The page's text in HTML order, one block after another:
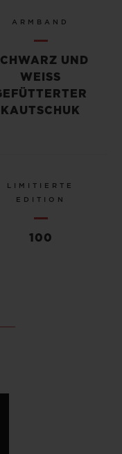
ARMBAND
UND
WEISS G
K
AUTSCHUK
LIMITIERTE
EDITION
100